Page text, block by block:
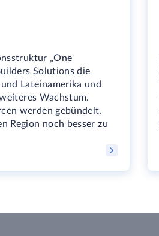
„One
Solutions die
Lateinamerika und
Wachstum.
werden gebündelt,
Region noch besser zu